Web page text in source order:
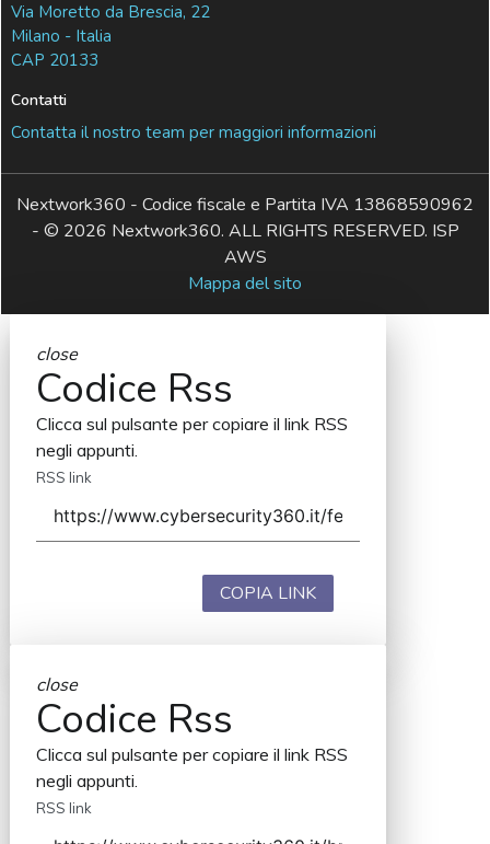
Via Moretto da Brescia, 22
Milano - Italia
CAP 20133
Contatti
Contatta il nostro team per maggiori informazioni
Nextwork360 - Codice fiscale e Partita IVA 13868590962
- © 2026 Nextwork360. ALL RIGHTS RESERVED. ISP
AWS
Mappa del sito
close
Codice Rss
Clicca sul pulsante per copiare il link RSS
negli appunti.
RSS link
COPIA LINK
close
Codice Rss
Clicca sul pulsante per copiare il link RSS
negli appunti.
RSS link